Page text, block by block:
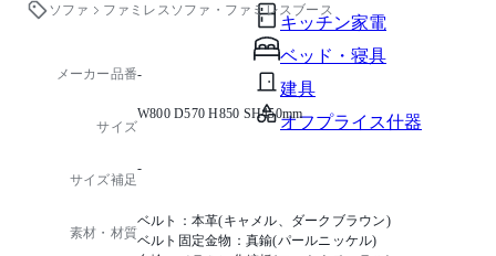
キッチン家電
ベッド・寝具
建具
オフプライス什器
ソファ
ファミレスソファ・ファミレスブース
メーカー品番-
サイズ
W800 D570 H850 SH450mm
サイズ補足
-
素材・材質
ベルト：本革(キャメル、ダークブラウン)
ベルト固定金物：真鍮(パールニッケル)